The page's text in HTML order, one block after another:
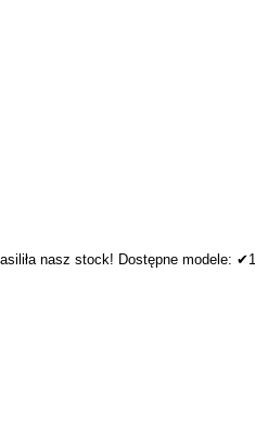
nasz stock! Dostępne modele: